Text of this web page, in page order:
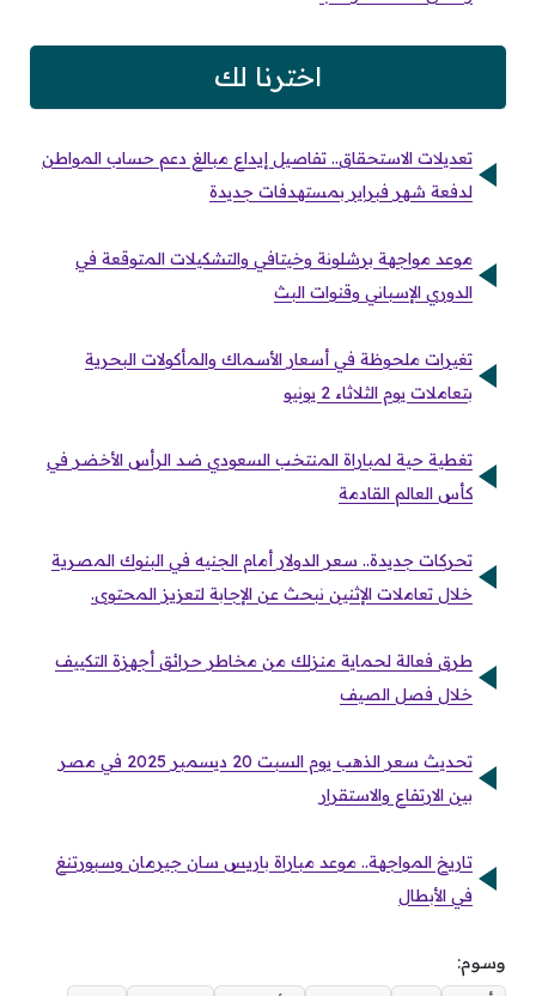
اخترنا لك
تعديلات الاستحقاق.. تفاصيل إيداع مبالغ دعم حساب المواطن
لدفعة شهر فبراير بمستهدفات جديدة
موعد مواجهة برشلونة وخيتافي والتشكيلات المتوقعة في
الدوري الإسباني وقنوات البث
تغيرات ملحوظة في أسعار الأسماك والمأكولات البحرية
بتعاملات يوم الثلاثاء 2 يونيو
تغطية حية لمباراة المنتخب السعودي ضد الرأس الأخضر في
كأس العالم القادمة
تحركات جديدة.. سعر الدولار أمام الجنيه في البنوك المصرية
خلال تعاملات الإثنين نبحث عن الإجابة لتعزيز المحتوى.
طرق فعالة لحماية منزلك من مخاطر حرائق أجهزة التكييف
خلال فصل الصيف
تحديث سعر الذهب يوم السبت 20 ديسمبر 2025 في مصر
بين الارتفاع والاستقرار
تاريخ المواجهة.. موعد مباراة باريس سان جيرمان وسبورتنغ
في الأبطال
وسوم: